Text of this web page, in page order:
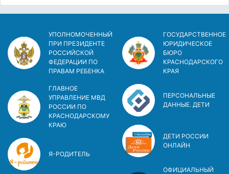
УПОЛНОМОЧЕННЫЙ
ПРИ ПРЕЗИДЕНТЕ
РОССИЙСКОЙ
ФЕДЕРАЦИИ ПО
ПРАВАМ РЕБЕНКА
ГЛАВНОЕ
УПРАВЛЕНИЕ МВД
РОССИИ ПО
КРАСНОДАРСКОМУ
КРАЮ
Я-РОДИТЕЛЬ
ГОСУДАРСТВЕННОЕ
ЮРИДИЧЕСКОЕ
БЮРО
КРАСНОДАРСКОГО
КРАЯ
ПЕРСОНАЛЬНЫЕ
ДАННЫЕ. ДЕТИ
ДЕТИ РОССИИ
ОНЛАЙН
ОФИЦИАЛЬНЫЙ